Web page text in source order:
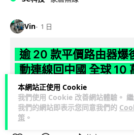
本網站正使用 Cookie
我們使用 Cookie 改善網站體驗。
我們的網站即表示您同意我們的
策 。
Vin 1 日
逾 20 款平價路由器爆
動連線回中國 全球 10
網絡安全公司 VulnCheck 揭發中國
的 20 多款路由器內置後門程式「
讀全文